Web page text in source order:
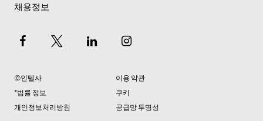
채용정보
©인텔사
이용 약관
*법률 정보
쿠키
개인정보처리방침
공급망 투명성